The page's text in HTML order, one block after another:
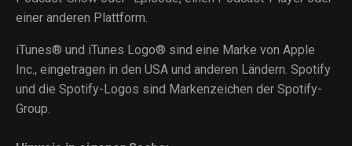
einer anderen Plattform.
iTunes® und iTunes Logo® sind eine Marke von Apple
Inc., eingetragen in den USA und anderen Ländern. Spotify
und die Spotify-Logos sind Markenzeichen der Spotify-
Group.